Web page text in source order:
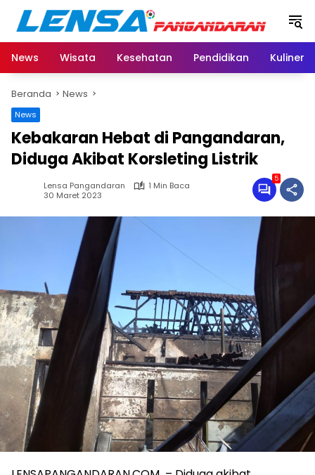
Langsung
konten
News
Wisata Kesehatan Pendidikan Kuliner
Beranda News
News
Kebakaran Hebat di Pangandaran,
Diduga Akibat Korsleting Listrik
Lensa Pangandaran
1 Min Baca
30 Maret 2023
5